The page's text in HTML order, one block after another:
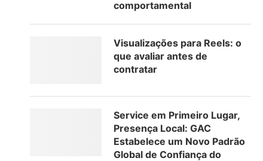
comportamental
Visualizações para Reels: o
que avaliar antes de
contratar
Service em Primeiro Lugar,
Presença Local: GAC
Estabelece um Novo Padrão
Global de Confiança do